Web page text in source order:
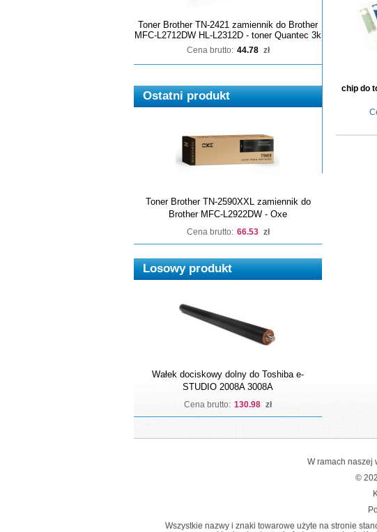
Toner Brother TN-2421 zamiennik do Brother
MFC-L2712DW HL-L2312D - toner Quantec 3k
Cena brutto: 44.78 zł
Ostatni produkt
Toner Brother TN-2590XXL zamiennik do
Brother MFC-L2922DW - Oxe
Cena brutto: 66.53 zł
Losowy produkt
Wałek dociskowy dolny do Toshiba e-
STUDIO 2008A 3008A
Cena brutto: 130.98 zł
chip do
W ramach naszej
©
Wszystkie nazwy i znaki towarowe użyte na stronie